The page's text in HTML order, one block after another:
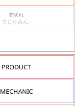
売切れ
でじたみん -
PRODUCT
MECHANIC